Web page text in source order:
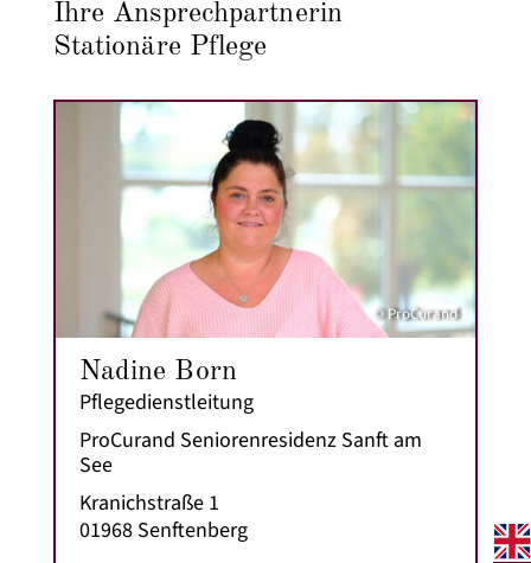
Ihre Ansprechpartnerin
Stationäre Pflege
© ProCurand
Nadine Born
Pflegedienstleitung
ProCurand Seniorenresidenz Sanft am
See
Kranichstraße 1
01968 Senftenberg